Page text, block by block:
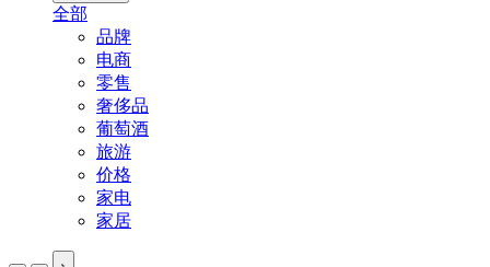
全部
品牌
电商
零售
奢侈品
葡萄酒
旅游
价格
家电
家居